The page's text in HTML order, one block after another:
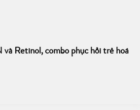
Retinol, combo phục hồi trẻ hoá